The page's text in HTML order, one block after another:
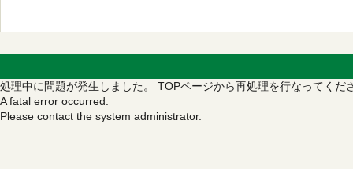
処理中に問題が発生しました。 TOPページから再処理を行なってくだ
A fatal error occurred.
Please contact the system administrator.